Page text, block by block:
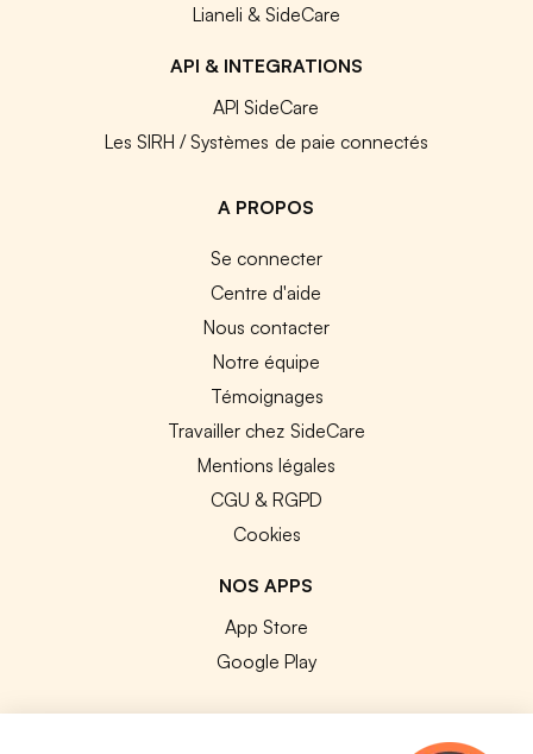
Lianeli & SideCare
API & INTEGRATIONS
API SideCare
Les SIRH / Systèmes de paie connectés
A PROPOS
Se connecter
Centre d'aide
Nous contacter
Notre équipe
Témoignages
Travailler chez SideCare
Mentions légales
CGU & RGPD
Cookies
NOS APPS
App Store
Google Play